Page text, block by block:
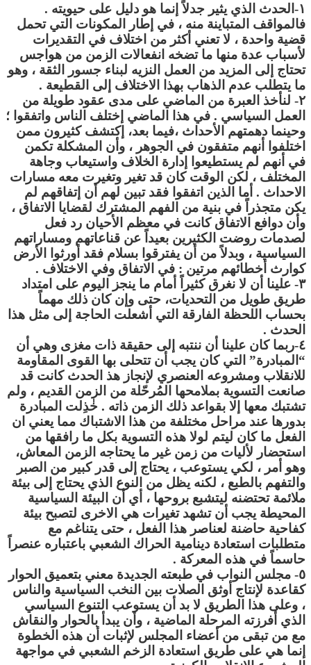
١-الحدث الذي يثير جدلاً إنما هو دليل على حيويته .
فالمواقف المتباينة منه ، في إطار المكونات التي تحمل
قضية واحدة ، لا تعني أكثر من اختلاف في التقديرات
لأسباب عدة منها ما تضخه انفعالات الزمن من هواجس
تحتاج إلى المزيد من العمل النزيه لبناء جسور الثقة ، وهو
ما يتطلب عدم الذهاب بهذا الاختلاف إلى القطيعة .
٢- لنأخذ العبرة من الماضي على مدى عقود طويلة من
العمل السياسي . في هذا الماضي إختلف الناس واتفقوا ؛
وحينما دهمتهم الأحداث ،فيما بعد، إكتشف كثيرون ممن
اختلفوا أنهم متفقون في الجوهر ، وأن المشكلة تكمن
في أنهم لم يستطيعوا إدارة الخلاف واستيعاب وجاهة
المختلف ، لكن الوقت كان قد تغير وتغيرت معه مسارات
الاحداث . أما الذين اتفقوا فقد تبين لهم أن إتفاقهم لم
يكن متجذراً في بنية من الفهم المشترك لقضايا الاتفاق ،
وأن دوافع الاتفاق كانت في معظم الأحيان رد فعل
لصدمات روضت الكثيرين بعيداً عن قناعاتهم ومساراتهم
السياسية ، وبدلاً من أن يفترقوا بسلام فقد أورثوا الأرض
كوارث أخطائهم مرتين : في الاتفاق وفي الاختلاف .
٣- علينا أن لا نغرق كثيراً أمام ما ينجز اليوم على امتداد
طريق طويل من التحديات، حتى وإن كان ذلك مهماً
بحساب اللحظة الفارقة التي أشعلت الحاجة إلى مثل هذا
الحدث .
٤-ربما كان علينا أن ننتبه إلى حقيقة ذات مغزى وهي أن
“المبادرة” التي كان يجب أن تتحلى بها القوى المقاومة
للانقلاب ومشروعه العنصري لإنجاز هذ الحدث كانت قد
صانعت التسوية بملامحها المُرحّلة من الزمن القديم ، ولم
تشتبك معها إلا بقواعد ذلك الزمن ذاته . خٰذِلت المبادرة
بدورها عند مراحل مختلفة من هذا الاشتباك مما يعني ان
الفعل ما كان ليتم لولا هذه التسوية بكل ما رافقها من
استحضار لأليات من زمن غير ما يحتاجه الزمن المعاش،
وهو أمر ، لكي يستوعب ، يحتاج إلى قدر كبير من الصبر
والتفهم بالطبع ، لكنه يظل من النوع الذي يحتاج إلى بيئة
ملائمة تحتضنه ليتشبع بروحها ، أي أن البيئة السياسية
المحيطة يجب أن تشهد تغيرات هي الاخرى لتصبح بيئة
كفاحية حاضنة لعناصر هذا الفعل ، حتى يتناغم مع
متطلبات استعادة دينامية الحراك الشعبي باعتباره عنصراً
حاسماً في هذه المعركة .
٥- مجلس النواب في طبعته الجديدة معني بتعميق الحوار
كقاعدة لإنتاج أوثق الصلات بين النخب السياسية والناس
، وعلى هذا الطريق لا بد أن يستوعب التنوع السياسي
الذي أفرزته المرحلة الماضية ، وأن يبدأ بالحوار والنقاش
مع من تبقى من أعضاء المجلس لإثبات أن هذه الخطوة
إنما هي على طريق استعادة الزخم الشعبي في مواجهة